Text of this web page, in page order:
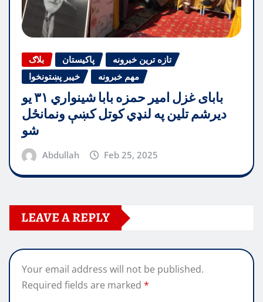
بلاګ پاکیستان
تازه ترین خبرونه
خیبر پښتونخوا
مهم خبرونه
بابای غزل امیر حمزه بابا شینواري ۳۱ یو
دیرشم تلین په لنډي کوتل کښې ونمانځل
شو
Abdullah Feb 25, 2025
LEAVE A REPLY
Your email address will not be published.
Required fields are marked *